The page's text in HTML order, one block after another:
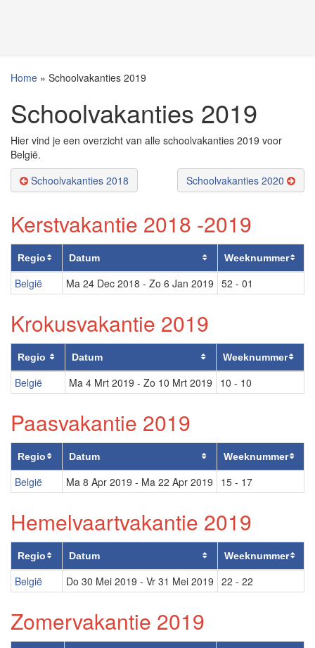
Home » Schoolvakanties 2019
Schoolvakanties 2019
Hier vind je een overzicht van alle schoolvakanties 2019 voor
België.
Schoolvakanties 2018
Schoolvakanties 2020
Kerstvakantie 2018 -2019
Regio Datum Weeknummer
België Ma 24 Dec 2018 - Zo 6 Jan 2019 52 - 01
Krokusvakantie 2019
Regio Datum Weeknummer
België Ma 4 Mrt 2019 - Zo 10 Mrt 2019 10 - 10
Paasvakantie 2019
Regio Datum Weeknummer
België Ma 8 Apr 2019 - Ma 22 Apr 2019 15 - 17
Hemelvaartvakantie 2019
Regio Datum Weeknummer
België Do 30 Mei 2019 - Vr 31 Mei 2019 22 - 22
Zomervakantie 2019